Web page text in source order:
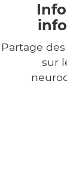
Partage
sur